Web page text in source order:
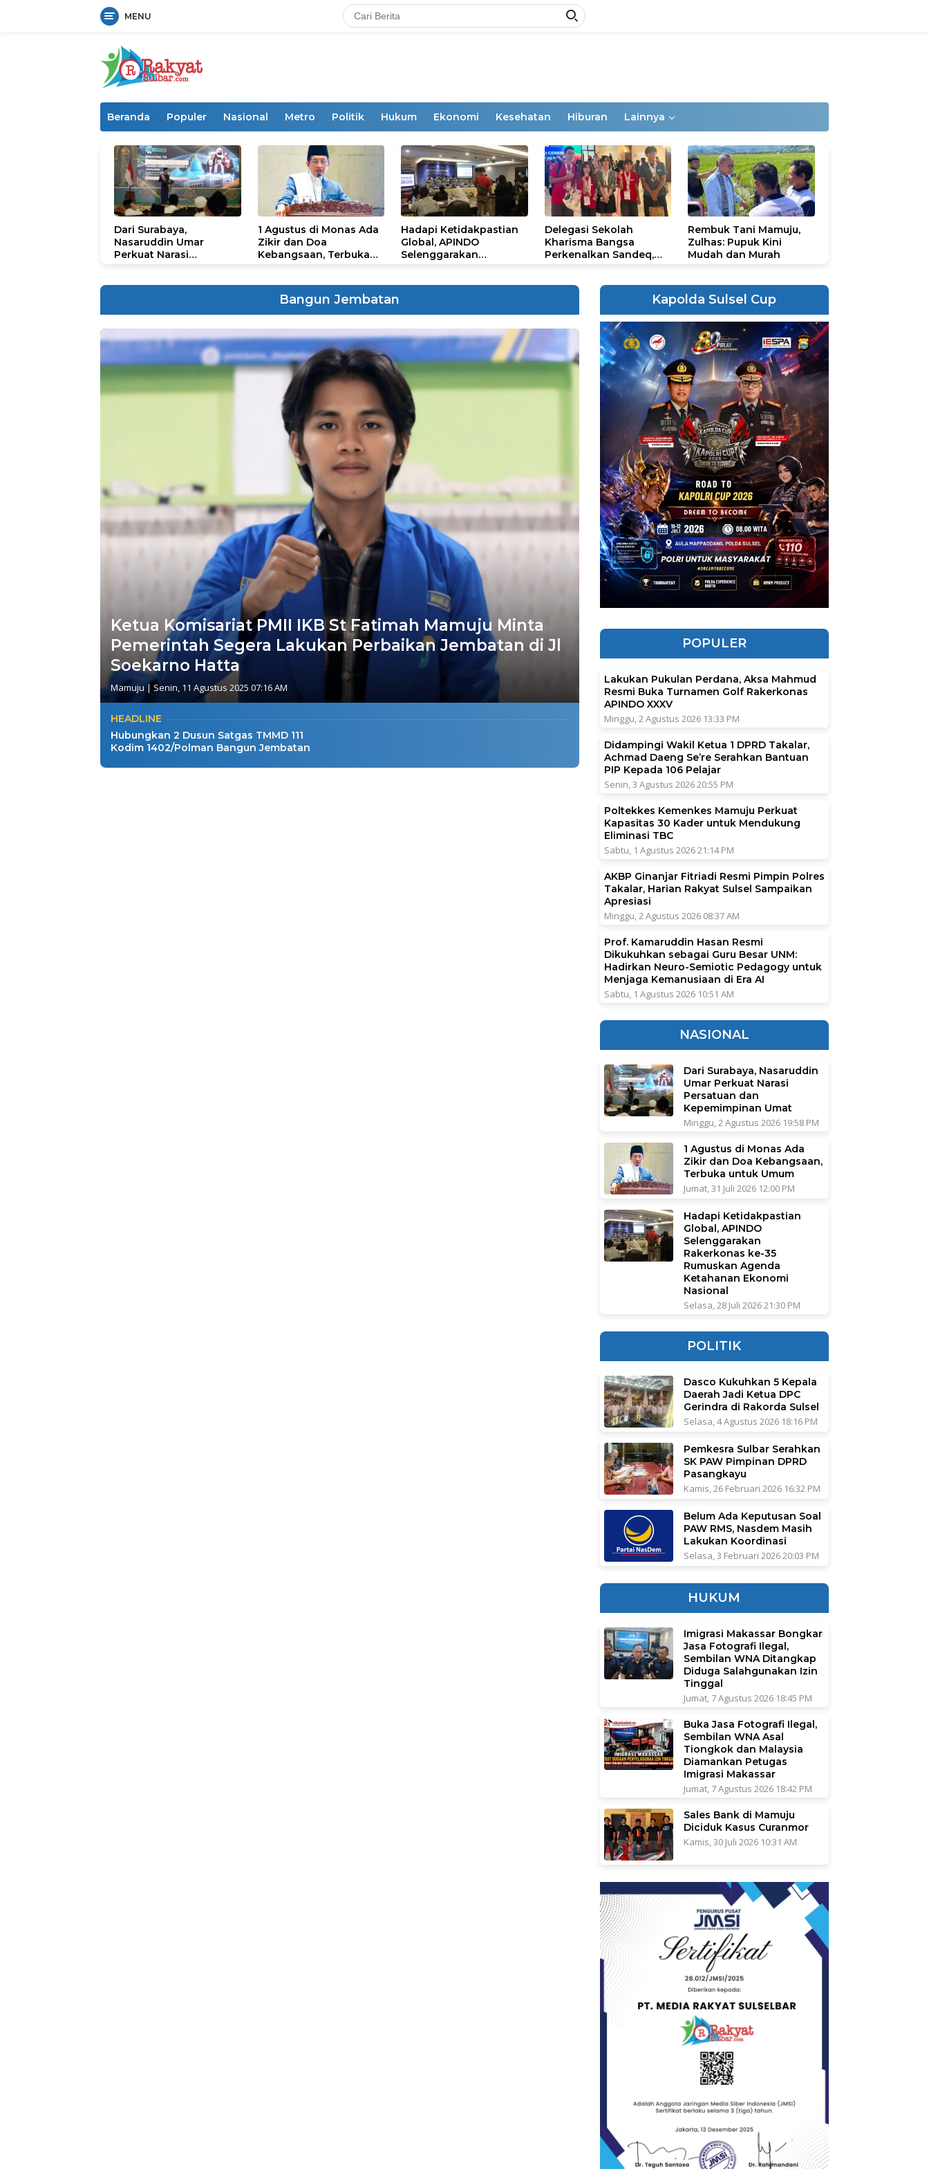
MENU
Beranda Populer Nasional Metro Politik Hukum Ekonomi Kesehatan Hiburan Lainnya
Dari Surabaya,
Nasaruddin Umar
Perkuat Narasi
1 Agustus di Monas Ada
Zikir dan Doa
Kebangsaan, Terbuka
Hadapi Ketidakpastian
Global, APINDO
Selenggarakan
Delegasi Sekolah
Kharisma Bangsa
Perkenalkan Sandeq,
STEAM Olympiad 2026
Rembuk Tani Mamuju,
Zulhas: Pupuk Kini
Mudah dan Murah
Bangun Jembatan
Ketua Komisariat PMII IKB St Fatimah Mamuju Minta
Pemerintah Segera Lakukan Perbaikan Jembatan di Jl
Soekarno Hatta
Mamuju| Senin, 11 Agustus 2025 07:16 AM
HEADLINE
Hubungkan 2 Dusun Satgas TMMD 111
Kodim 1402/Polman Bangun Jembatan
Kapolda Sulsel Cup
POPULER
Lakukan Pukulan Perdana, Aksa Mahmud
Resmi Buka Turnamen Golf Rakerkonas
APINDO XXXV
Minggu, 2 Agustus 2026 13:33 PM
Didampingi Wakil Ketua 1 DPRD Takalar,
Achmad Daeng Se’re Serahkan Bantuan
PIP Kepada 106 Pelajar
Senin, 3 Agustus 2026 20:55 PM
Poltekkes Kemenkes Mamuju Perkuat
Kapasitas 30 Kader untuk Mendukung
Eliminasi TBC
Sabtu, 1 Agustus 2026 21:14 PM
AKBP Ginanjar Fitriadi Resmi Pimpin Polres
Takalar, Harian Rakyat Sulsel Sampaikan
Apresiasi
Minggu, 2 Agustus 2026 08:37 AM
Prof. Kamaruddin Hasan Resmi
Dikukuhkan sebagai Guru Besar UNM:
Hadirkan Neuro-Semiotic Pedagogy untuk
Menjaga Kemanusiaan di Era AI
Sabtu, 1 Agustus 2026 10:51 AM
NASIONAL
Dari Surabaya, Nasaruddin
Umar Perkuat Narasi
Persatuan dan
Kepemimpinan Umat
Minggu, 2 Agustus 2026 19:58 PM
1 Agustus di Monas Ada
Zikir dan Doa Kebangsaan,
Terbuka untuk Umum
Jumat, 31 Juli 2026 12:00 PM
Hadapi Ketidakpastian
Global, APINDO
Selenggarakan
Rakerkonas ke-35
Rumuskan Agenda
Ketahanan Ekonomi
Nasional
Selasa, 28 Juli 2026 21:30 PM
POLITIK
Dasco Kukuhkan 5 Kepala
Daerah Jadi Ketua DPC
Gerindra di Rakorda Sulsel
Selasa, 4 Agustus 2026 18:16 PM
Pemkesra Sulbar Serahkan
SK PAW Pimpinan DPRD
Pasangkayu
Kamis, 26 Februari 2026 16:32 PM
Belum Ada Keputusan Soal
PAW RMS, Nasdem Masih
Lakukan Koordinasi
Selasa, 3 Februari 2026 20:03 PM
HUKUM
Imigrasi Makassar Bongkar
Jasa Fotografi Ilegal,
Sembilan WNA Ditangkap
Diduga Salahgunakan Izin
Tinggal
Jumat, 7 Agustus 2026 18:45 PM
Buka Jasa Fotografi Ilegal,
Sembilan WNA Asal
Tiongkok dan Malaysia
Diamankan Petugas
Imigrasi Makassar
Jumat, 7 Agustus 2026 18:42 PM
Sales Bank di Mamuju
Diciduk Kasus Curanmor
Kamis, 30 Juli 2026 10:31 AM